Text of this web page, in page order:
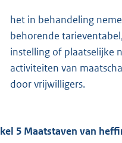
het in behandeling
behorende
instelling of plaatselijke
activiteiten van
door vrijwilligers.
5 Maatstaven van